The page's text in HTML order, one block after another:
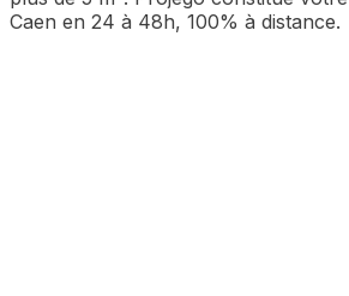
Caen en 24 à 48h, 100% à distance.